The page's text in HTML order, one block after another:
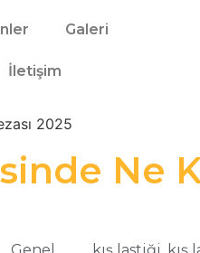
Galeri
İletişim
Ne
Genel kış lastiği, kış